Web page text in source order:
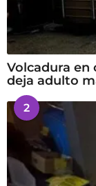
Volcadura en
deja adulto
2